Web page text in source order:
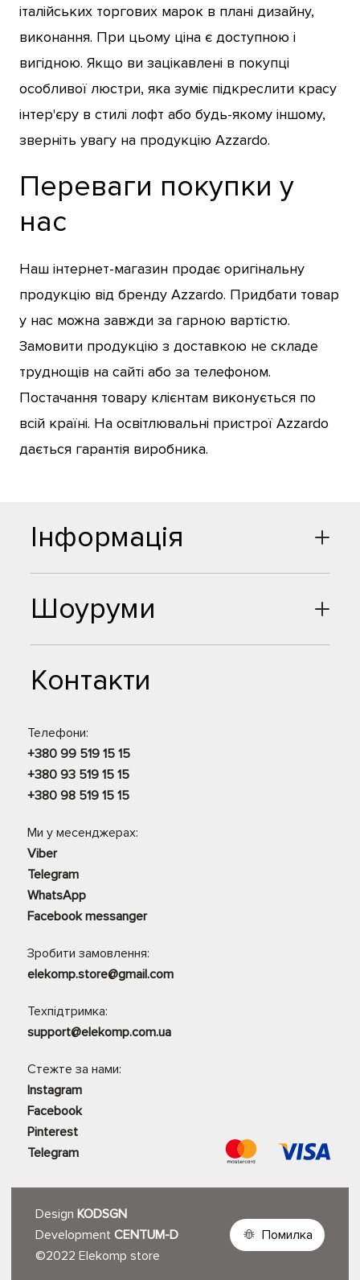
італійських торгових марок в плані дизайну,
виконання. При цьому ціна є доступною і
вигідною. Якщо ви зацікавлені в покупці
особливої люстри, яка зуміє підкреслити красу
інтер'єру в стилі лофт або будь-якому іншому,
зверніть увагу на продукцію Azzardo.
Переваги покупки у
нас
Наш інтернет-магазин продає оригінальну
продукцію від бренду Azzardo. Придбати товар
у нас можна завжди за гарною вартістю.
Замовити продукцію з доставкою не складе
труднощів на сайті або за телефоном.
Постачання товару клієнтам виконується по
всій країні. На освітлювальні пристрої Azzardo
дається гарантія виробника.
Шоуруми
Контакти
Телефони:
+380 99 519 15 15
+380 93 519 15 15
+380 98 519 15 15
Ми у месенджерах:
Viber
Telegram
WhatsApp
Facebook messanger
Зробити замовлення:
elekomp.store@gmail.com
Техпідтримка:
support@elekomp.com.ua
Стежте за нами:
Instagram
Facebook
Pinterest
Telegram
Інформація
Design KODSGN
Development CENTUM-D
©2022 Elekomp store
Помилка